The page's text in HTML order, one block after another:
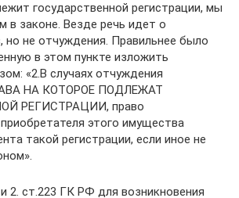
государственной регистрации, мы
в законе. Везде речь идет о
но не отчуждения. Правильнее было
в этом пункте изложить
«2.В случаях отчуждения
НА КОТОРОЕ ПОДЛЕЖАТ
РЕГИСТРАЦИИ, право
этого имущества
такой регистрации, если иное не
2. ст.223 ГК РФ для возникновения